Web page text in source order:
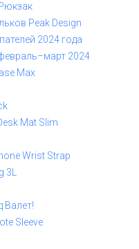
Peak Design
2024 года
2024
Max
Mat Slim
Wrist Strap
Валет!
Sleeve